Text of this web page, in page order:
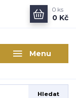
Menu
Hledat
0 ks
0 Kč